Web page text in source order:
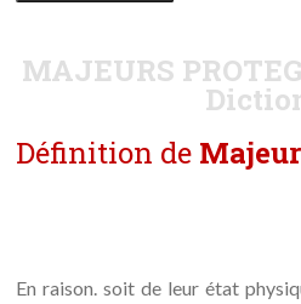
MAJEURS
Définition de
En raison. soit de leur état